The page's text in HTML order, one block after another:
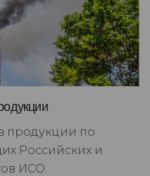
продукции по
Российских и
ИСО.